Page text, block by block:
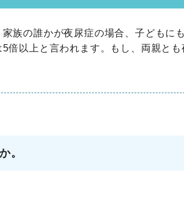
族の誰かが夜尿症の場合、子どもに
以上と言われます。もし、両親とも
。